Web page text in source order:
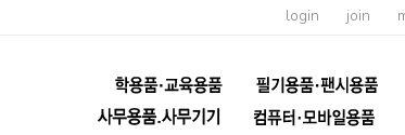
login join